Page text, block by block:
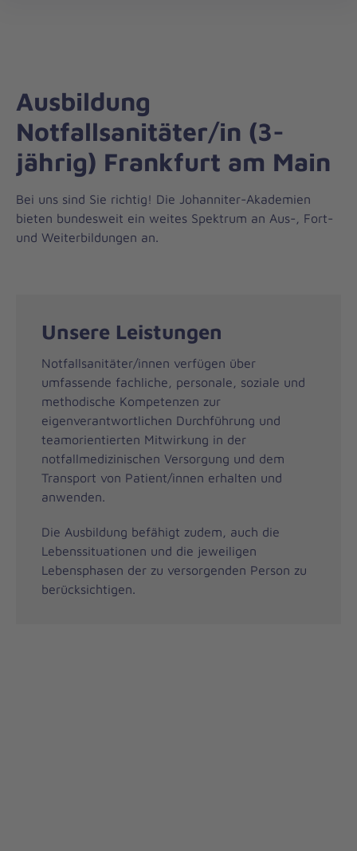
Ausbildung
Notfallsanitäter/in (3-
jährig) Frankfurt am Main
Bei uns sind Sie richtig! Die Johanniter-Akademien
bieten bundesweit ein weites Spektrum an Aus-, Fort-
und Weiterbildungen an.
Unsere Leistungen
Notfallsanitäter/innen verfügen über
umfassende fachliche, personale, soziale und
methodische Kompetenzen zur
eigenverantwortlichen Durchführung und
teamorientierten Mitwirkung in der
notfallmedizinischen Versorgung und dem
Transport von Patient/innen erhalten und
anwenden.
Die Ausbildung befähigt zudem, auch die
Lebenssituationen und die jeweiligen
Lebensphasen der zu versorgenden Person zu
berücksichtigen.